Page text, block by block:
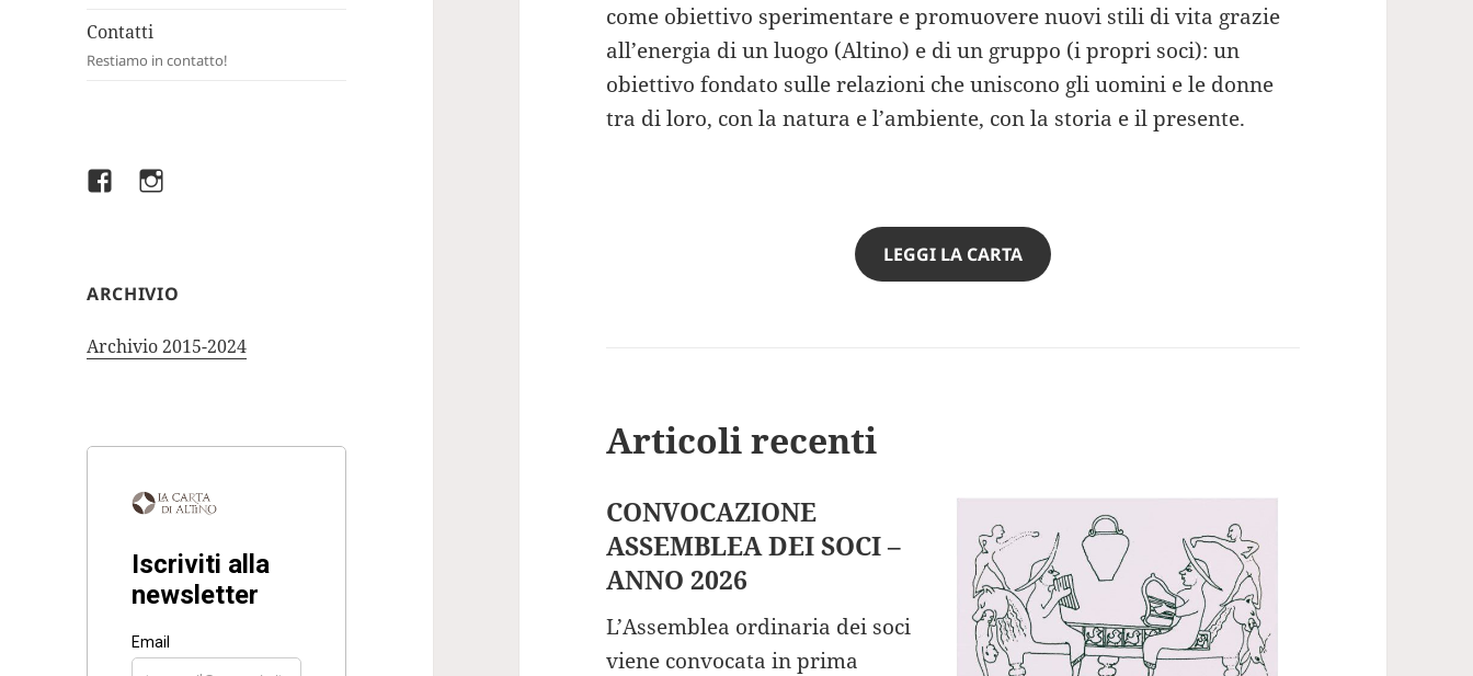
Contatti
Restiamo in contatto!
FacebookInstagram
ARCHIVIO
Archivio 2015-2024
come obiettivo sperimentare e promuovere nuovi stili di vita grazie
all’energia di un luogo (Altino) e di un gruppo (i propri soci): un
obiettivo fondato sulle relazioni che uniscono gli uomini e le donne
tra di loro, con la natura e l’ambiente, con la storia e il presente.
LEGGI LA CARTA
Articoli recenti
CONVOCAZIONE
ASSEMBLEA DEI SOCI –
ANNO 2026
L’Assemblea ordinaria dei soci
viene convocata in prima